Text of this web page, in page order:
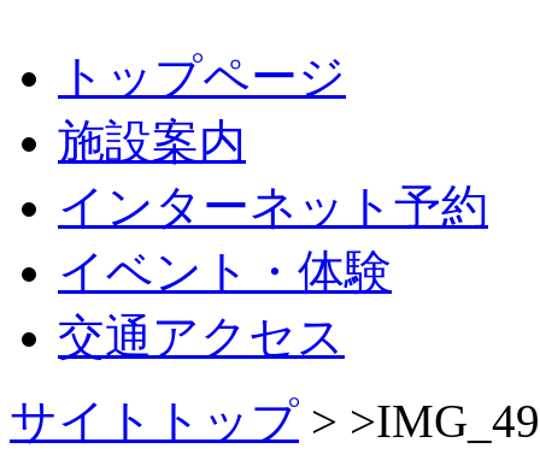
トップページ
施設案内
インターネット予約
イベント・体験
交通アクセス
サイトトップ > >